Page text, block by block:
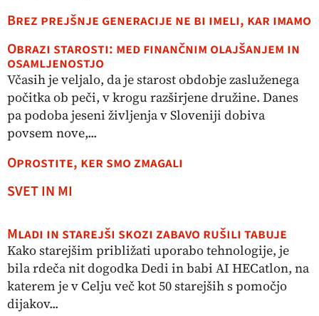
Brez prejšnje generacije ne bi imeli, kar imamo
Obrazi starosti: med finančnim olajšanjem in
osamljenostjo
Včasih je veljalo, da je starost obdobje zasluženega
počitka ob peči, v krogu razširjene družine. Danes
pa podoba jeseni življenja v Sloveniji dobiva
povsem nove,...
Oprostite, ker smo zmagali
SVET IN MI
Mladi in starejši skozi zabavo rušili tabuje
Kako starejšim približati uporabo tehnologije, je
bila rdeča nit dogodka Dedi in babi AI HECatlon, na
katerem je v Celju več kot 50 starejših s pomočjo
dijakov...